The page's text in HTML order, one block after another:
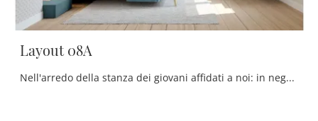
Layout 08A
Nell'arredo della stanza dei giovani affidati a noi: in negozio proponiamo tutte le più esclusive composizioni arredative moderne per la loro camera.